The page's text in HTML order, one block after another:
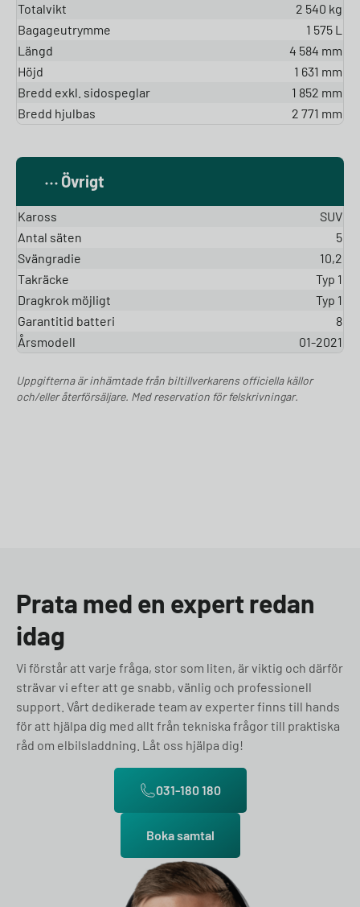
Totalvikt
2 540 kg
Bagageutrymme
1 575 L
Längd
4 584 mm
Höjd
1 631 mm
Bredd exkl. sidospeglar
1 852 mm
Bredd hjulbas
2 771 mm
Övrigt
Kaross
SUV
Antal säten
5
Svängradie
10,2
Takräcke
Typ 1
Dragkrok möjligt
Typ 1
Garantitid batteri
8
Årsmodell
01-2021
Uppgifterna är inhämtade från biltillverkarens officiella källor
och/eller återförsäljare. Med reservation för felskrivningar.
Prata med en expert redan
idag
Vi förstår att varje fråga, stor som liten, är viktig och därför
strävar vi efter att ge snabb, vänlig och professionell
support. Vårt dedikerade team av experter finns till hands
för att hjälpa dig med allt från tekniska frågor till praktiska
råd om elbilsladdning. Låt oss hjälpa dig!
031-180 180
Boka samtal